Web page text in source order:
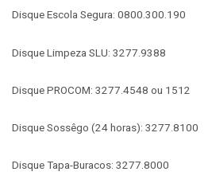
Disque Escola Segura: 0800.300.190
Disque Limpeza SLU: 3277.9388
Disque PROCOM: 3277.4548 ou 1512
Disque Sossêgo (24 horas): 3277.8100
Disque Tapa-Buracos: 3277.8000